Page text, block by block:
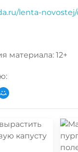
lenta-
материала: 12+